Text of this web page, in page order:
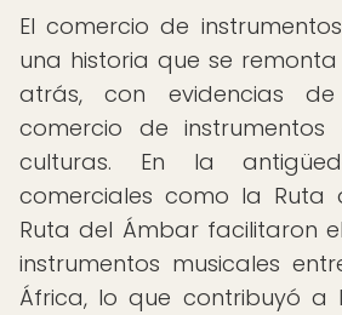
El comercio de
una historia que se
atrás, con evidencias
comercio de instrumentos
culturas. En la
comerciales como la
Ruta del Ámbar facilitaron
instrumentos musicales
África, lo que contribuyó a